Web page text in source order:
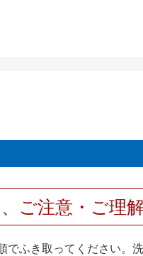
ご注意・ご理
ふき取ってください。